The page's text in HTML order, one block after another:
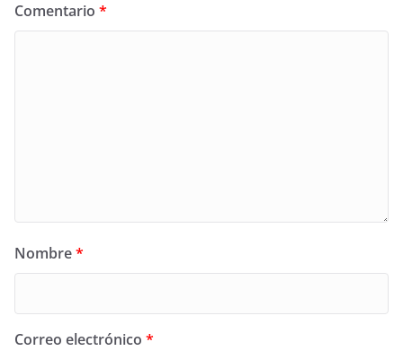
Comentario *
Nombre*
Correo electrónico *